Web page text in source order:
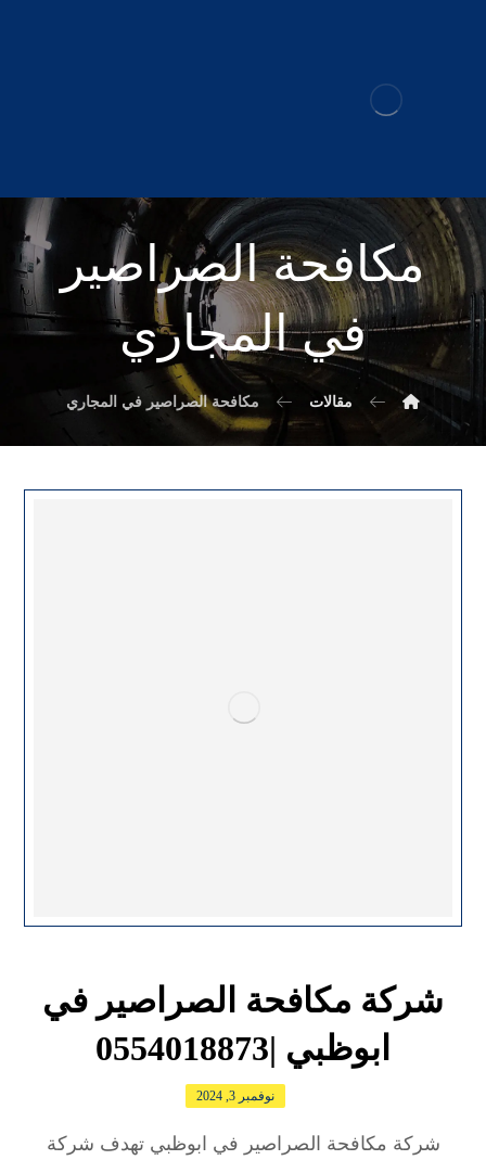
مكافحة الصراصير
في المجاري
مقالات مكافحة الصراصير في المجاري
شركة مكافحة الصراصير في
ابوظبي |0554018873
نوفمبر 3, 2024
شركة مكافحة الصراصير في ابوظبي تهدف شركة